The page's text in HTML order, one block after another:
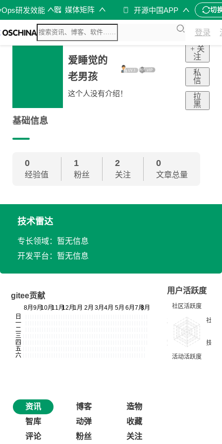
研发效能 媒体矩阵 开源中国APP 切
登录
爱睡觉的
老男孩
这个人没有介绍！
+ 关
注
私
信
拉
黑
基础信息
0
经验值
1
粉丝
2
关注
0
文章总量
技术雷达
专长领域：暂无信息
开发平台：暂无信息
gitee贡献
用户活跃度
资讯 博客
造物
智库
动弹
收藏
评论
粉丝 关注